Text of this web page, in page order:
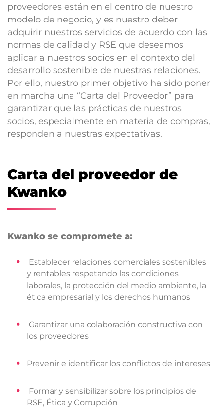
proveedores están en el centro de nuestro
modelo de negocio, y es nuestro deber
adquirir nuestros servicios de acuerdo con las
normas de calidad y RSE que deseamos
aplicar a nuestros socios en el contexto del
desarrollo sostenible de nuestras relaciones.
Por ello, nuestro primer objetivo ha sido poner
en marcha una “Carta del Proveedor” para
garantizar que las prácticas de nuestros
socios, especialmente en materia de compras,
responden a nuestras expectativas.
Carta del proveedor de
Kwanko
Kwanko se compromete a:
Establecer relaciones comerciales sostenibles
y rentables respetando las condiciones
laborales, la protección del medio ambiente, la
ética empresarial y los derechos humanos
Garantizar una colaboración constructiva con
los proveedores
Prevenir e identificar los conflictos de intereses
Formar y sensibilizar sobre los principios de
RSE, Ética y Corrupción